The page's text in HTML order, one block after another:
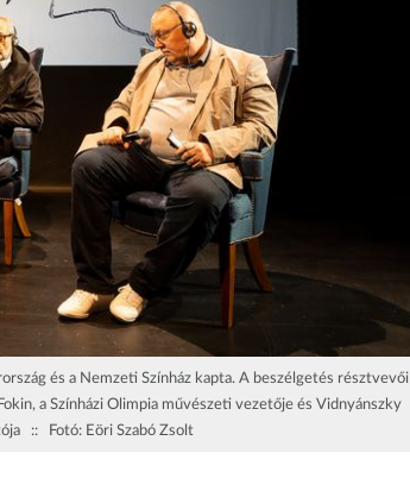
és a Nemzeti Színház kapta. A beszélgetés résztvevői
a Színházi Olimpia művészeti vezetője és Vidnyánszky
:: Fotó: Eöri Szabó Zsolt